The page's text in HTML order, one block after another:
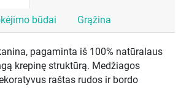
būdai Grąžina
pagaminta iš 100% natūralaus
krepinę struktūrą. Medžiagos
raštas rudos ir bordo